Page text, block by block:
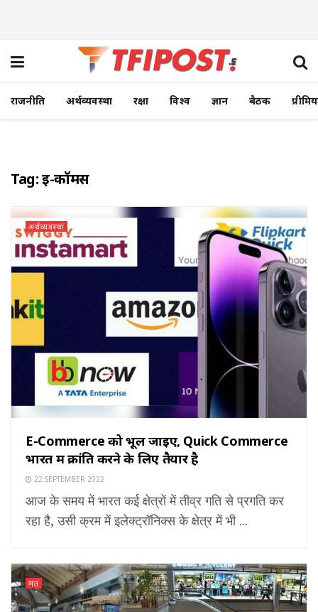
राजनीति अर्थव्यवस्था रक्षा विश्व ज्ञान बैठक
Tag:ई-कॉमर्स
अर्थव्यवस्था
E-Commerce को भूल जाइए, Quick Commerce
भारत में क्रांति करने के लिए तैयार है
22 SEPTEMBER 2022
आज के समय में भारत कई क्षेत्रों में तीव्र गति से प्रगति कर
रहा है, उसी क्रम में इलेक्ट्रॉनिक्स के क्षेत्र में भी ...
मत